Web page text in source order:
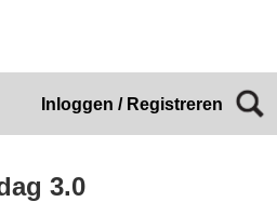
Inloggen / Registreren
3.0